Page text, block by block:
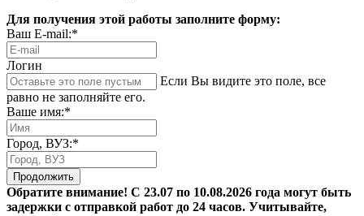
Для получения этой работы заполните форму:
Ваш E-mail:*
Логин
Если Вы видите это поле, все
равно не заполняйте его.
Ваше имя:*
Город, ВУЗ:*
Продолжить
Обратите внимание! С 23.07 по 10.08.2026 года могут быть
задержки с отправкой работ до 24 часов. Учитывайте,